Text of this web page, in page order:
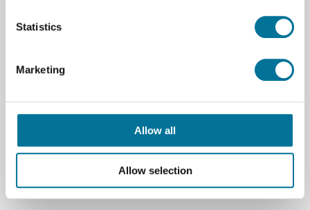
Statistics
Marketing
Allow all
Allow selection
bietet konstante Leistung und lange Lebensdauer,